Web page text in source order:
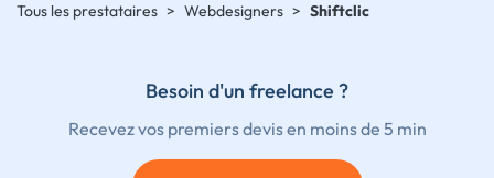
Tous les prestataires > Webdesigners > Shiftclic
Besoin d'un freelance ?
Recevez vos premiers devis en moins de 5 min